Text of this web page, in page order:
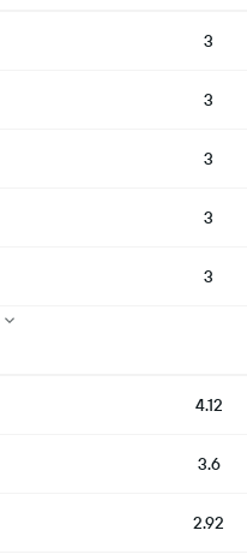
3
3
3
3
3
4.12
3.6
2.92